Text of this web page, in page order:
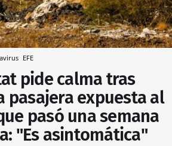
EFE
pide calma tras
pasajera expuesta al
pasó una semana
"Es asintomática"